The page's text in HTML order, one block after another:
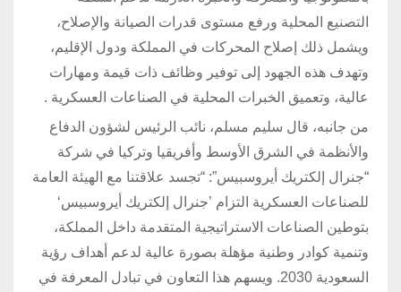
التصنيع المحلية ورفع مستوى قدرات الصيانة والإصلاح،
ويشمل ذلك إصلاح المحركات في المملكة ودول الإقليم،
وتهدف هذه الجهود إلى توفير وظائف ذات قيمة ومهارات
عالية، وتعميق الخبرات المحلية في الصناعات العسكرية .
من جانبه، قال سليم مسلم، نائب الرئيس لشؤون الدفاع
والأنظمة في الشرق الأوسط وأفريقيا وتركيا في شركة
“جنرال إلكتريك أيروسبيس”: “تجسد علاقتنا مع الهيئة العامة
للصناعات العسكرية التزام ’جنرال إلكتريك أيروسبيس‘
بتوطين الصناعات الاستراتيجية المتقدمة داخل المملكة،
وتنمية كوادر وطنية مؤهلة بصورة عالية لدعم أهداف رؤية
السعودية 2030. ويسهم هذا التعاون في تبادل المعرفة في